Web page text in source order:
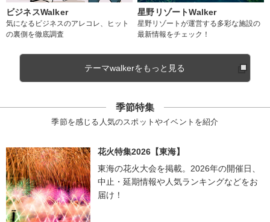
ビジネスWalker
気になるビジネスのアレコレ、ヒット
の裏側を徹底調査
星野リゾートWalker
星野リゾートが運営する多彩な施設の
最新情報をチェック！
テーマwalkerをもっと見る
季節特集
季節を感じる人気のスポットやイベントを紹介
花火特集2026【東海】
東海の花火大会を掲載。2026年の開催日、
中止・延期情報や人気ランキングなどをお
届け！